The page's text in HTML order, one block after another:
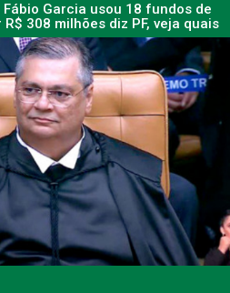
Garcia usou 18 fundos de
308 milhões diz PF, veja quais